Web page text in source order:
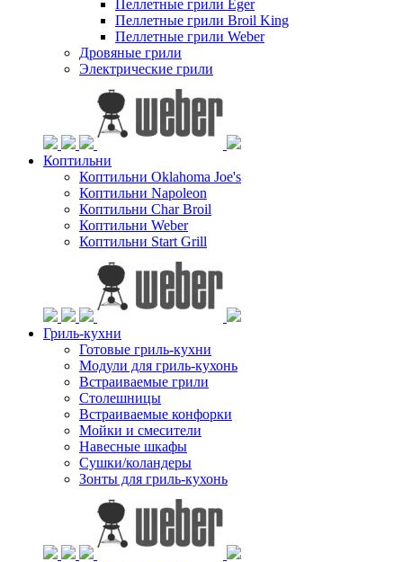
Пеллетные грили Eger
Пеллетные грили Broil King
Пеллетные грили Weber
Дровяные грили
Электрические грили
Коптильни
Коптильни Oklahoma Joe's
Коптильни Napoleon
Коптильни Char Broil
Коптильни Weber
Коптильни Start Grill
Гриль-кухни
Готовые гриль-кухни
Модули для гриль-кухонь
Встраиваемые грили
Столешницы
Встраиваемые конфорки
Мойки и смесители
Навесные шкафы
Сушки/коландеры
Зонты для гриль-кухонь